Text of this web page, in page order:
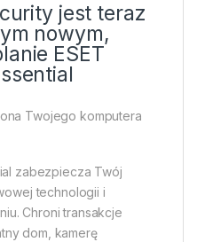
jest teraz
nowym,
ESET
Twojego komputera
zabezpiecza Twój
technologii i
Chroni transakcje
dom, kamerę